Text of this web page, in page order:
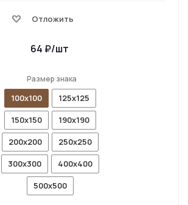
Отложить
64 ₽/шт
Размер знака
100x100
125x125
150x150
190x190
200x200
250x250
300x300
400x400
500x500